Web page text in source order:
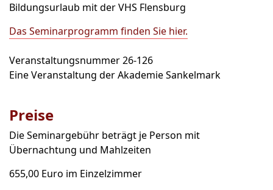
Bildungsurlaub mit der VHS Flensburg
Das Seminarprogramm finden Sie hier.
Veranstaltungsnummer 26-126
Eine Veranstaltung der Akademie Sankelmark
Preise
Die Seminargebühr beträgt je Person mit
Übernachtung und Mahlzeiten
655,00 Euro im Einzelzimmer